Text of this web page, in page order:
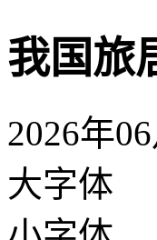
我国旅
2026年
大字体